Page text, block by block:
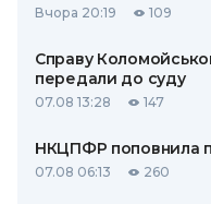
Вчора 20:19 109
Справу
передали до суду
07.08 13:28 147
НКЦПФР поповнила
07.08 06:13 260